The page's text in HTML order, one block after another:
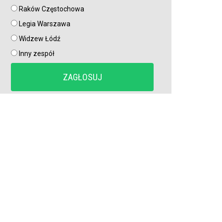
Tłok w ataku Barcelony. Wielki talent zmuszony do
szukania nowego klubu
Kosmiczne żądania gwiazdora. Vinicius Junior stawia
Real Madryt pod ścianą
Szaleństwo we Włoszech. Rewelacja Serie A wydaje
ponad 100 milionów przed Lidą Mistrzów
Raków Częstochowa
Legia Warszawa
Widzew Łódź
Inny zespół